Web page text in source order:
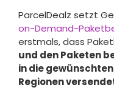
ParcelDealz setzt
on-Demand-
erstmals, dass
und den Paketen
in die
Regionen